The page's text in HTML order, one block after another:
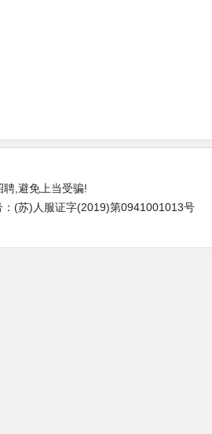
,避免上当受骗!
(苏)人服证字(2019)第0941001013号